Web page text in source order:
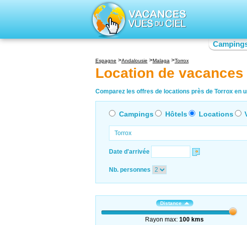
Espagne Andalousie Malaga Torrox
Location de vacances
Comparez les offres de locations près de Torrox en
Campings Hôtels Locations
Date d'arrivée
Nb. personnes
Distance
Rayon max:100 kms